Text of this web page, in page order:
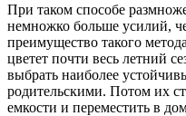
При таком способе
немножко больше усилий,
преимущество такого
цветет почти весь летний
выбрать наиболее
родительскими. Потом их
емкости и переместить в